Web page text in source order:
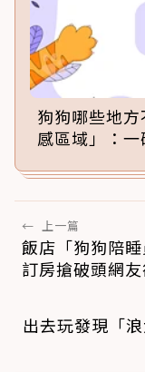
狗狗哪些地
感區域」：
← 上一篇
飯店「狗狗陪
訂房搶破頭網
出去玩發現「